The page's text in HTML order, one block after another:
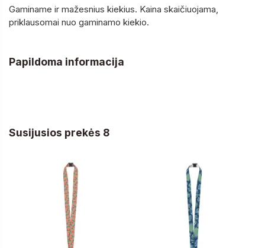
Gaminame ir mažesnius kiekius. Kaina skaičiuojama,
priklausomai nuo gaminamo kiekio.
Papildoma informacija
Susijusios prekės 8